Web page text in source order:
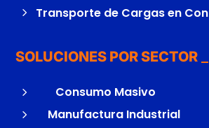
5 Transporte de Cargas en
SOLUCIONES POR SECTOR
5 Consumo Masivo
5 Manufactura Industrial